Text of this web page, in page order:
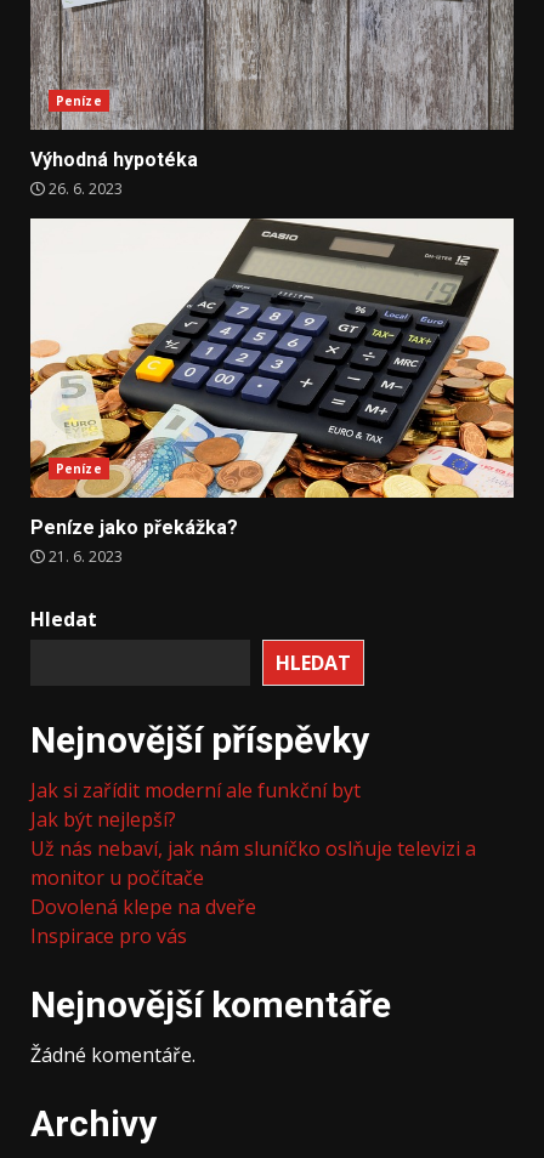
Peníze
Výhodná hypotéka
26. 6. 2023
Peníze
Peníze jako překážka?
21. 6. 2023
Hledat
HLEDAT
Nejnovější příspěvky
Jak si zařídit moderní ale funkční byt
Jak být nejlepší?
Už nás nebaví, jak nám sluníčko oslňuje televizi a
monitor u počítače
Dovolená klepe na dveře
Inspirace pro vás
Nejnovější komentáře
Žádné komentáře.
Archivy